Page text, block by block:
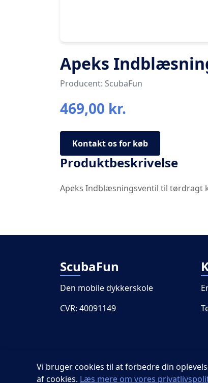
Apeks
Producent: ScubaFun
469,00 kr.
Kontakt os for køb
Produktbeskrivelse
Apeks Indblæsningsventil til tørdragt
ScubaFun
Den mobile dykkerskole
CVR: 40091149
Vi bruger cookies til at forbedre din
af cookies. Læs mere om vores